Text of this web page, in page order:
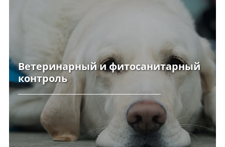
Ветеринарный и фитосанитарный
контроль